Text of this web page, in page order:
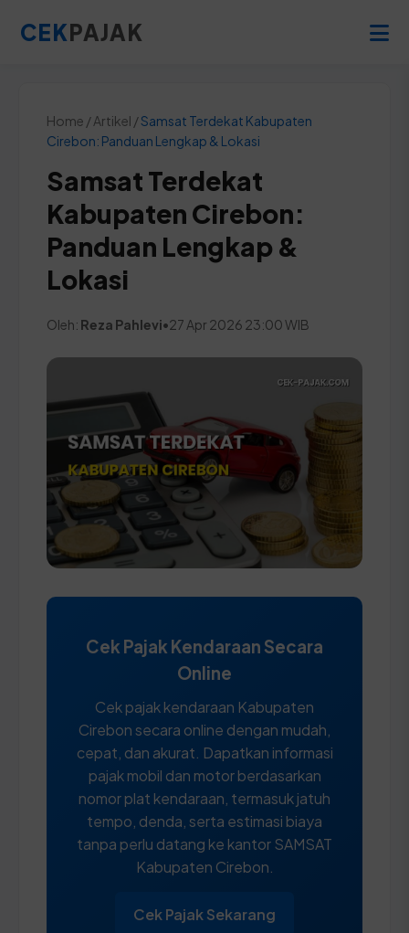
CEKPAJAK
Home / Artikel /Samsat Terdekat Kabupaten
Cirebon: Panduan Lengkap & Lokasi
Samsat Terdekat
Kabupaten Cirebon:
Panduan Lengkap &
Lokasi
Oleh: Reza Pahlevi•27 Apr 2026 23:00 WIB
Cek Pajak Kendaraan Secara
Online
Cek pajak kendaraan Kabupaten
Cirebon secara online dengan mudah,
cepat, dan akurat. Dapatkan informasi
pajak mobil dan motor berdasarkan
nomor plat kendaraan, termasuk jatuh
tempo, denda, serta estimasi biaya
tanpa perlu datang ke kantor SAMSAT
Kabupaten Cirebon.
Cek Pajak Sekarang